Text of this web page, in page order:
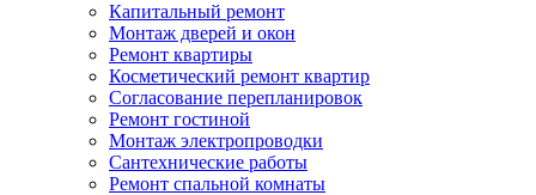
Капитальный ремонт
Монтаж дверей и окон
Ремонт квартиры
Косметический ремонт квартир
Согласование перепланировок
Ремонт гостиной
Монтаж электропроводки
Сантехнические работы
Ремонт спальной комнаты